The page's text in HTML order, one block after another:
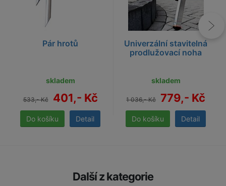
Pár hrotů
skladem
533,- Kč 401,- Kč
Detail
Univerzální stavitelná
prodlužovací noha
skladem
1 036,- Kč 779,- Kč
Detail
Další z kategorie